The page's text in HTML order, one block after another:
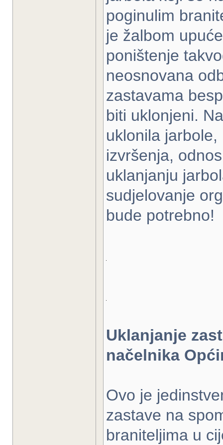
poginulim
je žalbom
poništenje
neosnovana
zastavama
biti uklonjeni.
uklonila
izvršenja,
uklanjanju
sudjelovanje
bude potrebno!
Uklanjanje
načelnika
Ovo je
zastave na
braniteljima u